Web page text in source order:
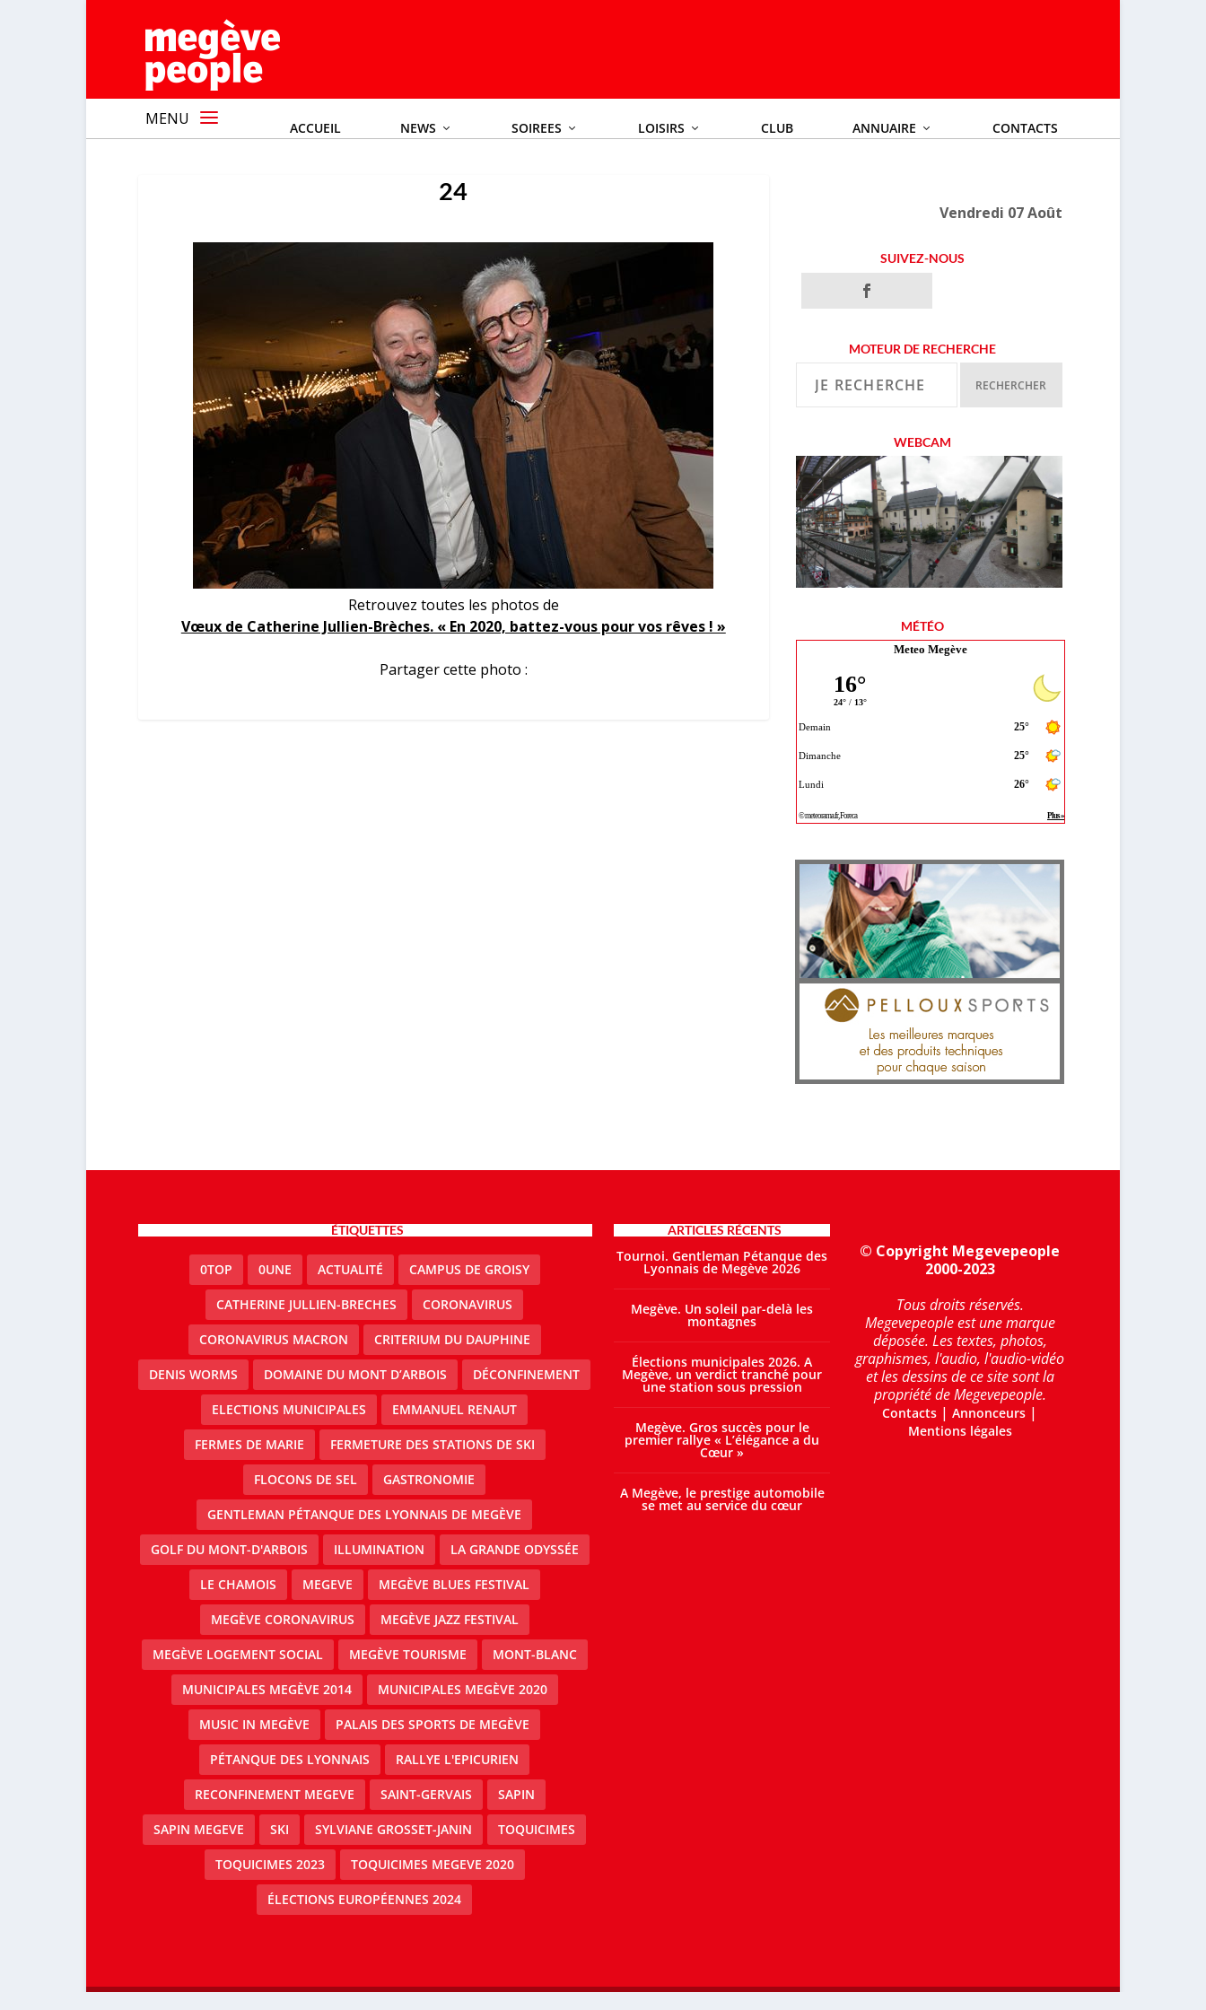
MENU ACCUEIL NEWS SOIREES LOISIRS CLUB ANNUAIRE CONTACTS
24
Retrouvez toutes les photos de
Vœux de Catherine Jullien-Brèches. « En 2020, battez-vous pour vos rêves ! »
Partager cette photo :
Vendredi 07 Août
SUIVEZ-NOUS
MOTEUR DE RECHERCHE
WEBCAM
MÉTÉO
Meteo Megève
ÉTIQUETTES
0TOP 0UNE ACTUALITÉ CAMPUS DE GROISY
CATHERINE JULLIEN-BRECHES CORONAVIRUS
CORONAVIRUS MACRON CRITERIUM DU DAUPHINE
DENIS WORMS DOMAINE DU MONT D’ARBOIS DÉCONFINEMENT
ELECTIONS MUNICIPALES EMMANUEL RENAUT
FERMES DE MARIE FERMETURE DES STATIONS DE SKI
FLOCONS DE SEL GASTRONOMIE
GENTLEMAN PÉTANQUE DES LYONNAIS DE MEGÈVE
GOLF DU MONT-D'ARBOIS ILLUMINATION LA GRANDE ODYSSÉE
LE CHAMOIS MEGEVE MEGÈVE BLUES FESTIVAL
MEGÈVE CORONAVIRUS MEGÈVE JAZZ FESTIVAL
MEGÈVE LOGEMENT SOCIAL MEGÈVE TOURISME MONT-BLANC
MUNICIPALES MEGÈVE 2014 MUNICIPALES MEGÈVE 2020
MUSIC IN MEGÈVE PALAIS DES SPORTS DE MEGÈVE
PÉTANQUE DES LYONNAIS RALLYE L'EPICURIEN
RECONFINEMENT MEGEVE SAINT-GERVAIS SAPIN
SAPIN MEGEVE SKI SYLVIANE GROSSET-JANIN TOQUICIMES
TOQUICIMES 2023 TOQUICIMES MEGEVE 2020
ÉLECTIONS EUROPÉENNES 2024
ARTICLES RÉCENTS
Tournoi. Gentleman Pétanque des
Lyonnais de Megève 2026
Megève. Un soleil par-delà les
montagnes
Élections municipales 2026. A
Megève, un verdict tranché pour
une station sous pression
Megève. Gros succès pour le
premier rallye « L’élégance a du
Cœur »
A Megève, le prestige automobile
se met au service du cœur
© Copyright Megevepeople
2000-2023
Tous droits réservés.
Megevepeople est une marque
déposée. Les textes, photos,
graphismes, l'audio, l'audio-vidéo
et les dessins de ce site sont la
propriété de Megevepeople.
Contacts |Annonceurs |
Mentions légales